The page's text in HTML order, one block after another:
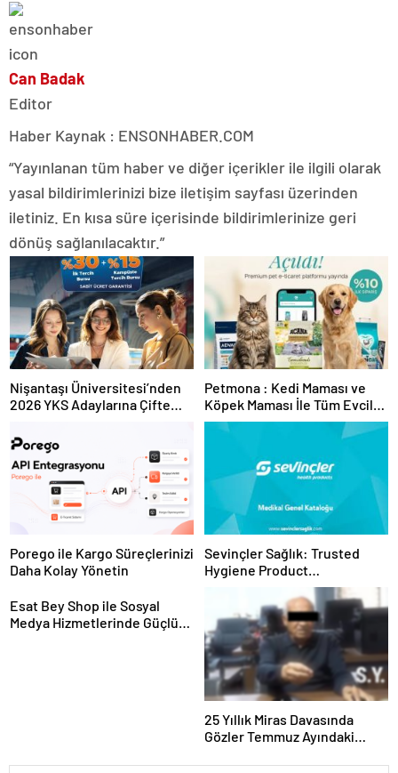
Can Badak
Editor
Haber Kaynak : ENSONHABER.COM
“Yayınlanan tüm haber ve diğer içerikler ile ilgili olarak
yasal bildirimlerinizi bize iletişim sayfası üzerinden
iletiniz. En kısa süre içerisinde bildirimlerinize geri
dönüş sağlanılacaktır.”
Nişantaşı Üniversitesi’nden
2026 YKS Adaylarına Çifte
Kesintisiz Burs
Petmona : Kedi Maması ve
Köpek Maması İle Tüm Evcil
Hayvan Ürünleri
Porego ile Kargo Süreçlerinizi
Daha Kolay Yönetin
Sevinçler Sağlık: Trusted
Hygiene Product
Manufacturer in Turkey
Esat Bey Shop ile Sosyal
Medya Hizmetlerinde Güçlü
25 Yıllık Miras Davasında
Gözler Temmuz Ayındaki